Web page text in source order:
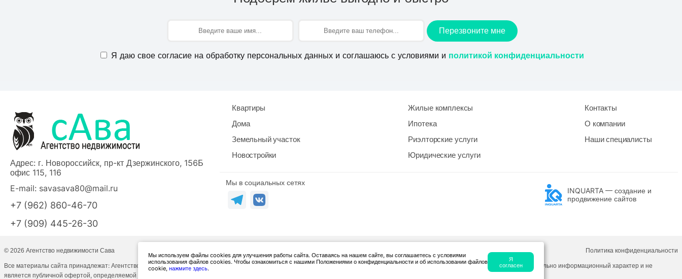
Перезвоните мне
Я даю свое согласие на обработку персональных данных и соглашаюсь с условиями и политикой конфиденциальности
Адрес: г. Новороссийск, пр-кт Дзержинского, 156Б
офис 115, 116
E-mail: savasava80@mail.ru
+7 (962) 860-46-70
+7 (909) 445-26-30
Квартиры
Дома
Земельный участок
Новостройки
Жилые комплексы
Ипотека
Риэлторские услуги
Юридические услуги
Контакты
О компании
Наши специалисты
Мы в социальных сетях
INQUARTA — создание и
продвижение сайтов
© 2026 Агентство недвижимости Сава Политика конфиденциальности
Все материалы сайта принадлежат: Агентство недвижимости Сава. При перепечатке ссылка на данный сайт обязательна. Вся информация, опубликованная на сайте, носит исключительно информационный характер и не
является публичной офертой, определяемой положениями ст. 437 ГК РФ.
Мы используем файлы cookies для улучшения работы сайта. Оставаясь на нашем сайте, вы соглашаетесь с условиями
использования файлов cookies. Чтобы ознакомиться с нашими Положениями о конфиденциальности и об использовании файлов
cookie, нажмите здесь.
Я
согласен